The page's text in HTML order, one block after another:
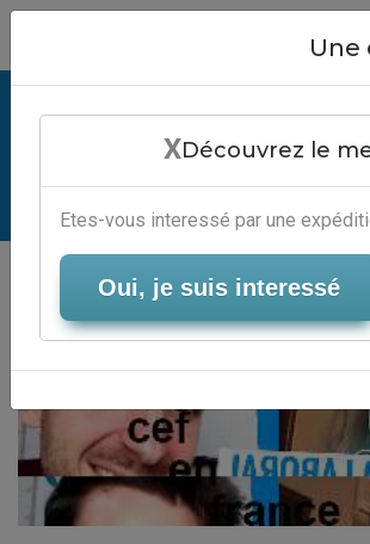
Liste Des Cef En
Plateforme
Serveur-Emailing
Une
XDécouvrez le
Etes-vous interessé par une
Oui, je suis interessé